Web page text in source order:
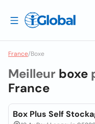
France/Boxe
Meilleur boxe
France
Box Plus Self